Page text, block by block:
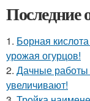
Последние
1. Борная
урожая огурцов!
2. Дачные работы
увеличивают!